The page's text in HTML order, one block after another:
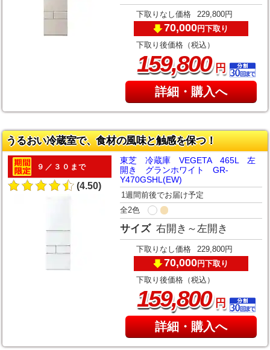
下取りなし価格 229,800円
70,000円下取り
下取り後価格（税込）
159,800円
詳細・購入へ
うるおい冷蔵室で、食材の風味と触感を保つ！
９／３０まで
(4.50)
東芝 冷蔵庫 VEGETA 465L 左
開き グランホワイト GR-
Y470GSHL(EW)
1週間前後でお届け予定
全2色
サイズ 右開き～左開き
下取りなし価格 229,800円
70,000円下取り
下取り後価格（税込）
159,800円
詳細・購入へ